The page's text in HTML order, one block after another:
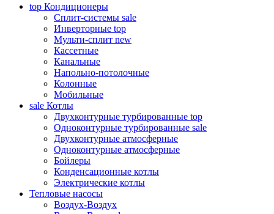
top Кондиционеры
Сплит-системы sale
Инверторные top
Мульти-сплит new
Кассетные
Канальные
Напольно-потолочные
Колонные
Мобильные
sale Котлы
Двухконтурные турбированные top
Одноконтурные турбированные sale
Двухконтурные атмосферные
Одноконтурные атмосферные
Бойлеры
Конденсационные котлы
Электрические котлы
Тепловые насосы
Воздух-Воздух